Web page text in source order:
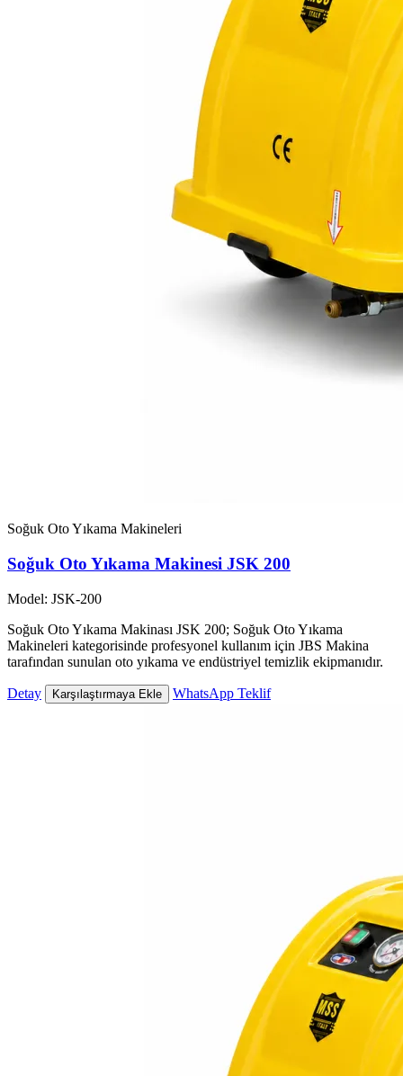
Soğuk Oto Yıkama Makineleri
Soğuk Oto Yıkama Makinesi JSK 200
Model: JSK-200
Soğuk Oto Yıkama Makinası JSK 200; Soğuk Oto Yıkama
Makineleri kategorisinde profesyonel kullanım için JBS Makina
tarafından sunulan oto yıkama ve endüstriyel temizlik ekipmanıdır.
Detay Karşılaştırmaya Ekle WhatsApp Teklif